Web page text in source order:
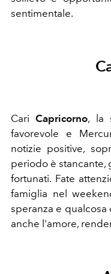
sentimentale.
CariCapricorno, la
favorevole e
notizie positive,
periodo è stancante,
fortunati. Fate
famiglia nel
speranza e qualcosa
anche l'amore,